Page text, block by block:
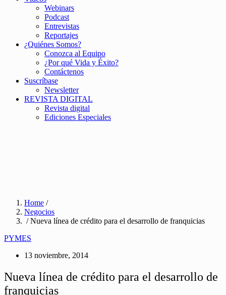
Webinars
Podcast
Entrevistas
Reportajes
¿Quiénes Somos?
Conozca al Equipo
¿Por qué Vida y Éxito?
Contáctenos
Suscríbase
Newsletter
REVISTA DIGITAL
Revista digital
Ediciones Especiales
Home /
Negocios
/ Nueva línea de crédito para el desarrollo de franquicias
PYMES
13 noviembre, 2014
Nueva línea de crédito para el desarrollo de
franquicias